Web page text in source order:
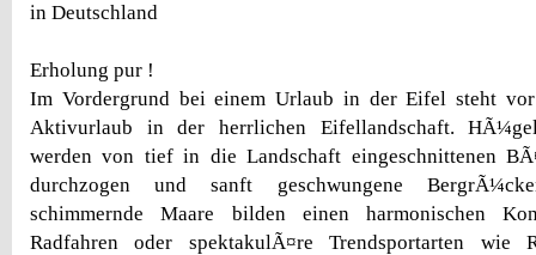
in Deutschland
Erholung pur !
Im Vordergrund bei einem Urlaub in der Eifel steht
Aktivurlaub in der herrlichen Eifellandschaft.
werden von tief in die Landschaft eingeschnittenen
durchzogen und sanft geschwungene
schimmernde Maare bilden einen harmonischen
Radfahren oder spektakulÃ¤re Trendsportarten wie